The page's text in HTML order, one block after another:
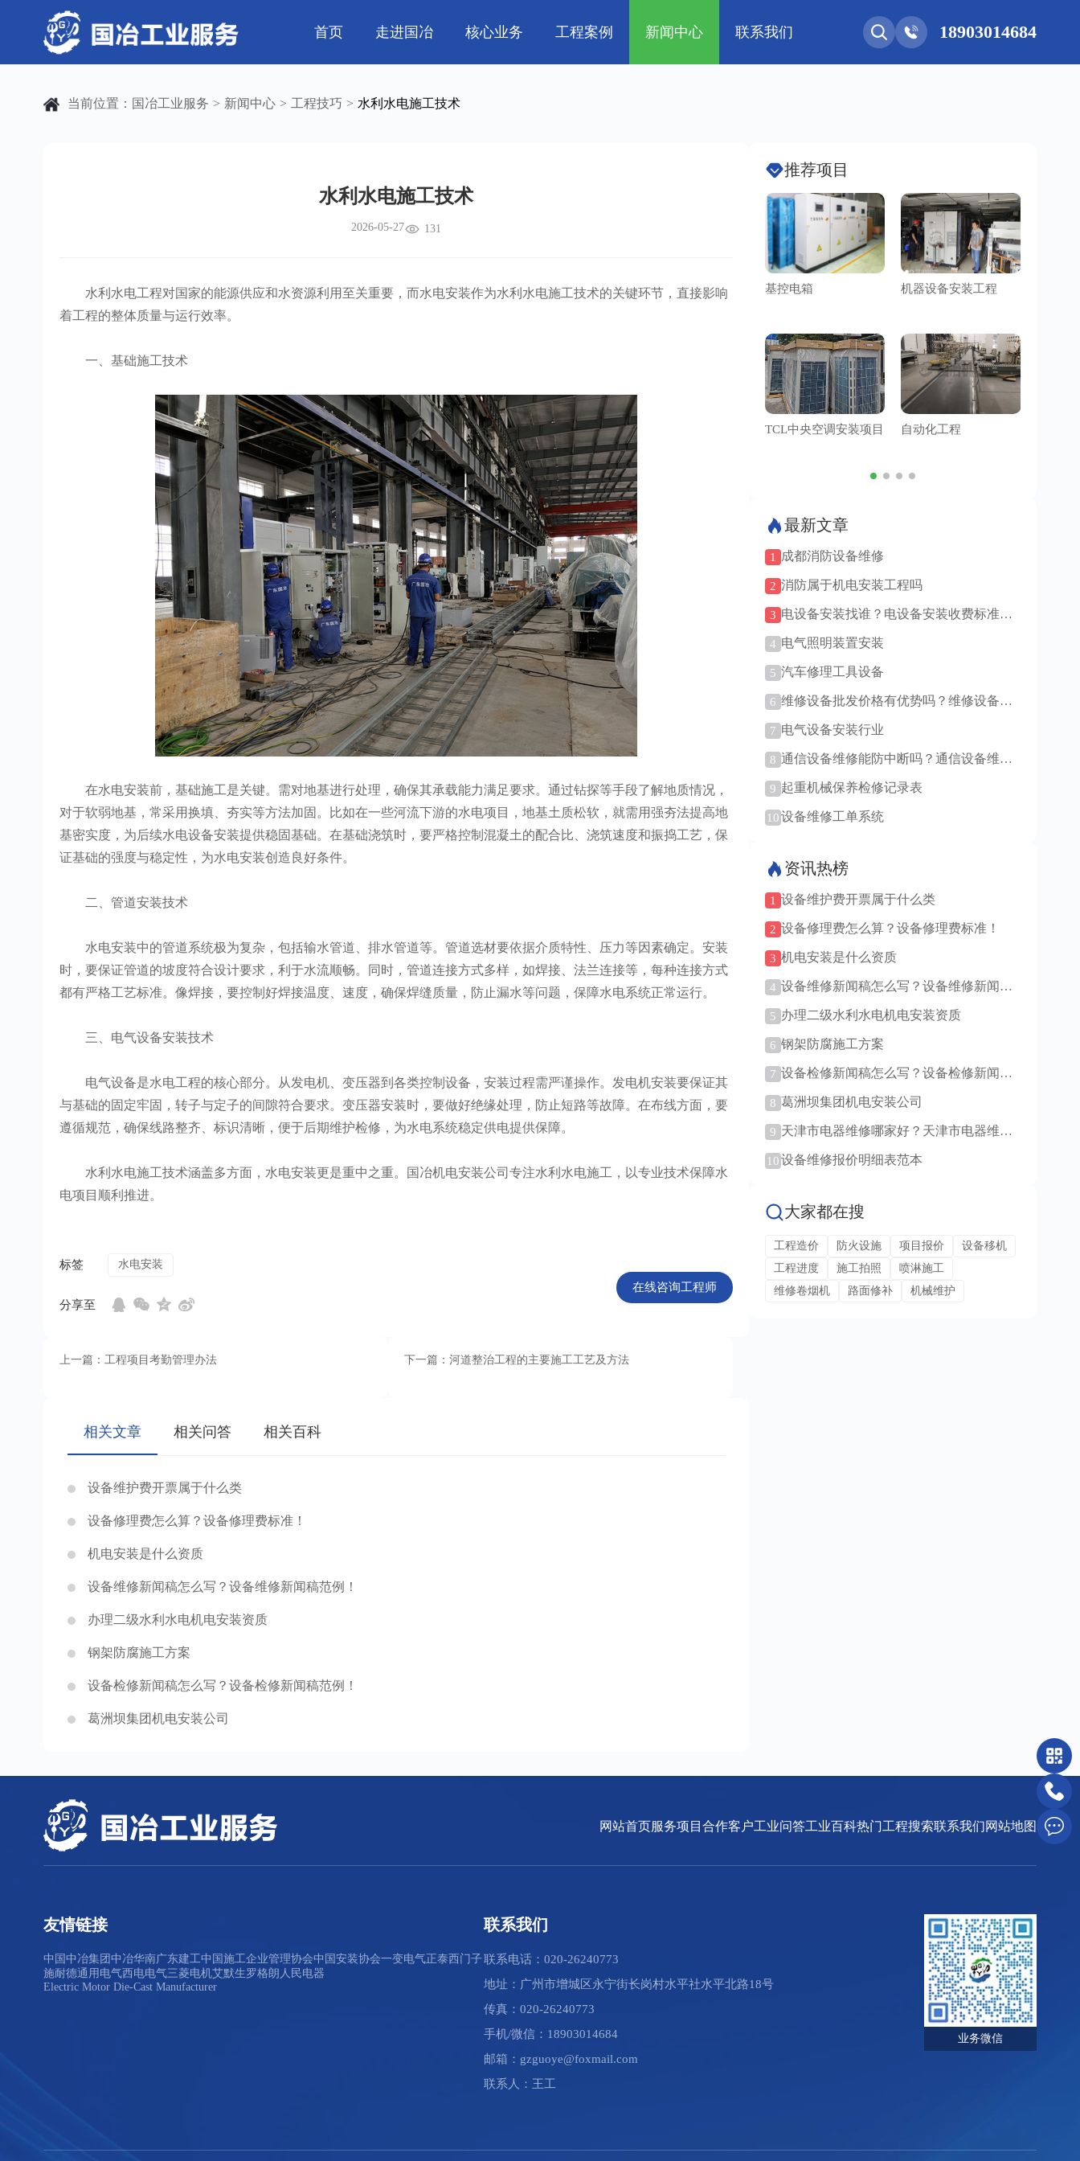
首页 走进国冶
公司简介 发展历程 企业文化
核心业务
电气工程 钢结构工程 管道工程
工程案例
芯片 • 半导体 人工智能 • 机器人 航天 • 低空
新闻中心
公司动态 行业资讯 工程技巧
联系我们 18903014684
当前位置： 国冶工业服务 > 新闻中心 > 工程技巧 > 水利水电施工技术
水利水电施工技术
2026-05-27 131
水利水电工程对国家的能源供应和水资源利用至关重要，而水电安装作为水利水电施工技术的关键环节，直接影响
着工程的整体质量与运行效率。
一、基础施工技术
在水电安装前，基础施工是关键。需对地基进行处理，确保其承载能力满足要求。通过钻探等手段了解地质情况，
对于软弱地基，常采用换填、夯实等方法加固。比如在一些河流下游的水电项目，地基土质松软，就需用强夯法提高地
基密实度，为后续水电设备安装提供稳固基础。在基础浇筑时，要严格控制混凝土的配合比、浇筑速度和振捣工艺，保
证基础的强度与稳定性，为水电安装创造良好条件。
二、管道安装技术
水电安装中的管道系统极为复杂，包括输水管道、排水管道等。管道选材要依据介质特性、压力等因素确定。安装
时，要保证管道的坡度符合设计要求，利于水流顺畅。同时，管道连接方式多样，如焊接、法兰连接等，每种连接方式
都有严格工艺标准。像焊接，要控制好焊接温度、速度，确保焊缝质量，防止漏水等问题，保障水电系统正常运行。
三、电气设备安装技术
电气设备是水电工程的核心部分。从发电机、变压器到各类控制设备，安装过程需严谨操作。发电机安装要保证其
与基础的固定牢固，转子与定子的间隙符合要求。变压器安装时，要做好绝缘处理，防止短路等故障。在布线方面，要
遵循规范，确保线路整齐、标识清晰，便于后期维护检修，为水电系统稳定供电提供保障。
水利水电施工技术涵盖多方面，水电安装更是重中之重。国冶机电安装公司专注水利水电施工，以专业技术保障水
电项目顺利推进。
标签 水电安装
分享至
在线咨询工程师
上一篇：工程项目考勤管理办法 下一篇：河道整治工程的主要施工工艺及方法
相关文章 相关问答 相关百科
设备维护费开票属于什么类
设备修理费怎么算？设备修理费标准！
机电安装是什么资质
设备维修新闻稿怎么写？设备维修新闻稿范例！
办理二级水利水电机电安装资质
钢架防腐施工方案
设备检修新闻稿怎么写？设备检修新闻稿范例！
葛洲坝集团机电安装公司
推荐项目
基控电箱
TCL中央空调安装项目
机器设备安装工程
自动化工程
最新文章
1 成都消防设备维修
2 消防属于机电安装工程吗
3 电设备安装找谁？电设备安装收费标准是
4 电气照明装置安装
5 汽车修理工具设备
6 维修设备批发价格有优势吗？维修设备批
7 电气设备安装行业
8 通信设备维修能防中断吗？通信设备维修
9 起重机械保养检修记录表
10设备维修工单系统
资讯热榜
1 设备维护费开票属于什么类
2 设备修理费怎么算？设备修理费标准！
3 机电安装是什么资质
4 设备维修新闻稿怎么写？设备维修新闻稿
5 办理二级水利水电机电安装资质
6 钢架防腐施工方案
7 设备检修新闻稿怎么写？设备检修新闻稿
8 葛洲坝集团机电安装公司
9 天津市电器维修哪家好？天津市电器维修
10设备维修报价明细表范本
大家都在搜
工程造价 防火设施 项目报价
设备移机
工程进度
施工拍照
喷淋施工
维修卷烟机
路面修补 机械维护
网站首页服务项目合作客户工业问答工业百科热门工程搜索联系我们网站地图
友情链接
中国中冶集团 中冶华南广东建工中国施工企业管理协会中国安装协会一变电气正泰西门子
施耐德通用电气西电电气三菱电机艾默生罗格朗 人民电器
Electric Motor Die-Cast Manufacturer
联系我们
联系电话：020-26240773
地址：广州市增城区永宁街长岗村水平社水平北路18号
传真：020-26240773
手机/微信：18903014684
邮箱：gzguoye@foxmail.com
联系人：王工
业务微信